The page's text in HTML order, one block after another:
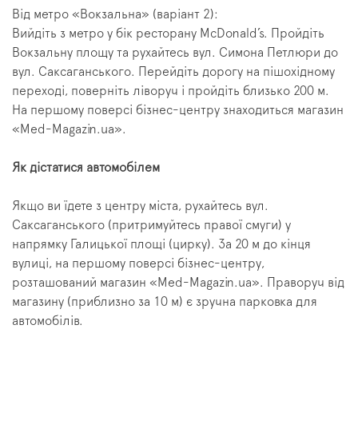
Від метро «Вокзальна» (варіант 2):
Вийдіть з метро у бік ресторану McDonald’s. Пройдіть
Вокзальну площу та рухайтесь вул. Симона Петлюри до
вул. Саксаганського. Перейдіть дорогу на пішохідному
переході, поверніть ліворуч і пройдіть близько 200 м.
На першому поверсі бізнес-центру знаходиться магазин
«Med-Magazin.ua».
Як дістатися автомобілем
Якщо ви їдете з центру міста, рухайтесь вул.
Саксаганського (притримуйтесь правої смуги) у
напрямку Галицької площі (цирку). За 20 м до кінця
вулиці, на першому поверсі бізнес-центру,
розташований магазин «Med-Magazin.ua». Праворуч від
магазину (приблизно за 10 м) є зручна парковка для
автомобілів.